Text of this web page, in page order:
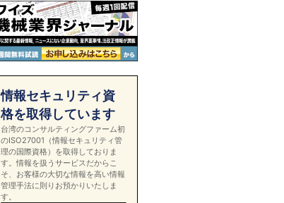
情報セキュリティ資
格を取得しています
台湾のコンサルティングファーム初
のISO27001（情報セキュリティ管
理の国際資格）を取得しておりま
す。情報を扱うサービスだからこ
そ、お客様の大切な情報を高い情報
管理手法に則りお預かりいたしま
す。